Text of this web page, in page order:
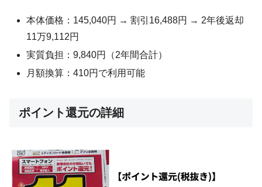
本体価格：145,040円 → 割引16,488円 → 2年後返却
11万9,112円
実質負担：9,840円（2年間合計）
月額換算：410円で利用可能
ポイント還元の詳細